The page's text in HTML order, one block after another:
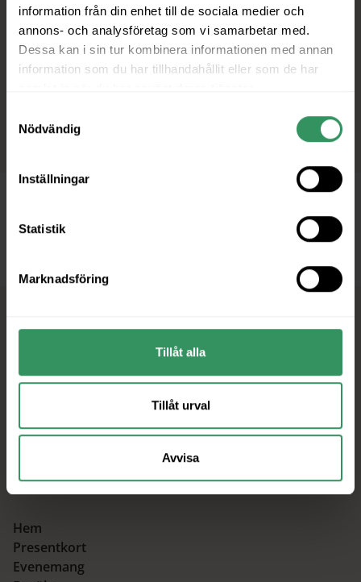
information från din enhet till de sociala medier och
annons- och analysföretag som vi samarbetar med.
Dessa kan i sin tur kombinera informationen med annan
information som du har tillhandahållit eller som de har
Nödvändig
Inställningar
Statistik
Marknadsföring
Tillåt alla
Tillåt urval
Avvisa
Centrum Karlstad utv. AB
Hem
Presentkort
Evenemang